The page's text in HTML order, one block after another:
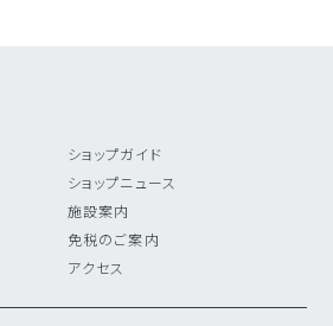
ショップガイド
ショップニュース
施設案内
免税のご案内
アクセス